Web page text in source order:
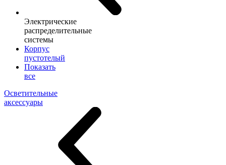
Электрические
распределительные
системы
Корпус
пустотелый
Показать
все
Осветительные
аксессуары